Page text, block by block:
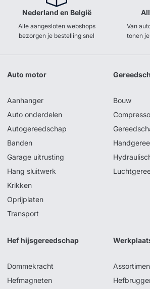
Nederland en België
Alle aangesloten webshops
bezorgen je bestelling snel
Van
tonen
Auto motor
Aanhanger
Auto onderdelen
Autogereedschap
Banden
Garage uitrusting
Hang sluitwerk
Krikken
Oprijplaten
Transport
Bouw
Hef hijsgereedschap
Dommekracht
Hefmagneten